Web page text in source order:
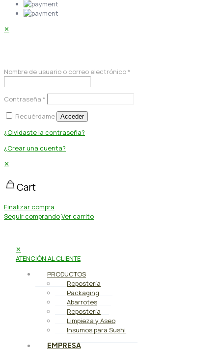
✕
Nombre de usuario o correo electrónico*
Contraseña *
Recuérdame
Acceder
¿Olvidaste la contraseña?
¿Crear una cuenta?
✕
Cart
Finalizar compra
Seguir comprandoVer carrito
✕
ATENCIÓN AL CLIENTE
PRODUCTOS
Repostería
Packaging
Abarrotes
Repostería
Limpieza y Aseo
Insumos para Sushi
EMPRESA